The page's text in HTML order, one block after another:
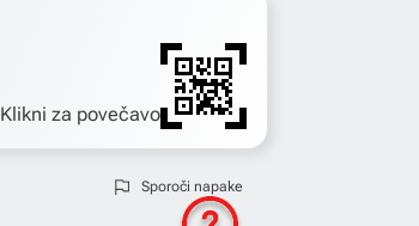
Klikni za povečavo
Sporoči napake